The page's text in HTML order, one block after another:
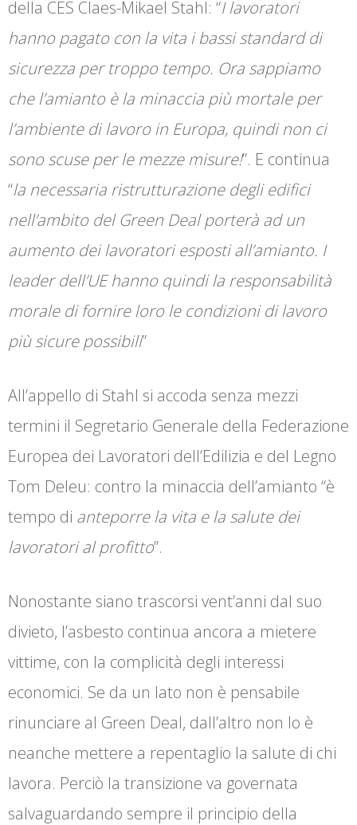
della CES Claes-Mikael Stahl: “I lavoratori
hanno pagato con la vita i bassi standard di
sicurezza per troppo tempo. Ora sappiamo
che l’amianto è la minaccia più mortale per
l’ambiente di lavoro in Europa, quindi non ci
sono scuse per le mezze misure!”. E continua
“la necessaria ristrutturazione degli edifici
nell’ambito del Green Deal porterà ad un
aumento dei lavoratori esposti all’amianto. I
leader dell’UE hanno quindi la responsabilità
morale di fornire loro le condizioni di lavoro
più sicure possibili”
All’appello di Stahl si accoda senza mezzi
termini il Segretario Generale della Federazione
Europea dei Lavoratori dell’Edilizia e del Legno
Tom Deleu: contro la minaccia dell’amianto “è
tempo di anteporre la vita e la salute dei
lavoratori al profitto”.
Nonostante siano trascorsi vent’anni dal suo
divieto, l’asbesto continua ancora a mietere
vittime, con la complicità degli interessi
economici. Se da un lato non è pensabile
rinunciare al Green Deal, dall’altro non lo è
neanche mettere a repentaglio la salute di chi
lavora. Perciò la transizione va governata
salvaguardando sempre il principio della